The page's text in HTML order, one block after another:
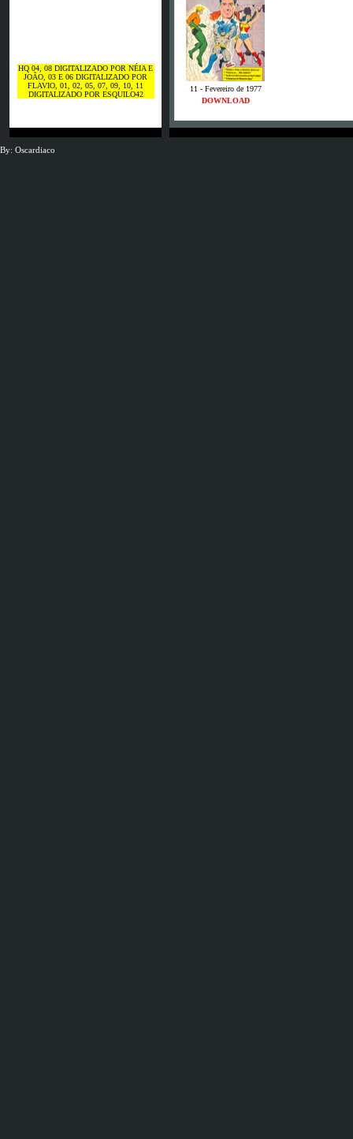
HQ 04, 08 DIGITALIZADO POR NÉIA E
JOÃO, 03 E 06 DIGITALIZADO POR
FLAVIO, 01, 02, 05, 07, 09, 10, 11
DIGITALIZADO POR ESQUILO42
11 - Fevereiro de 1977
DOWNLOAD
By: Oscardiaco